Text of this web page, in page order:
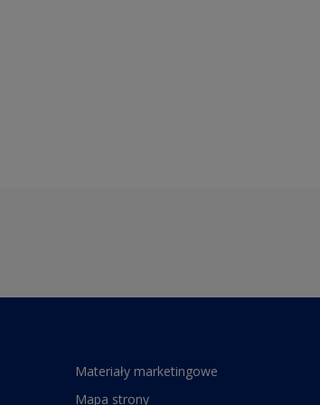
Materiały marketingowe
Mapa strony